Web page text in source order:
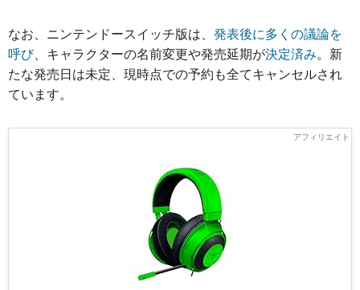
なお、ニンテンドースイッチ版は、 発表後に多くの議論を
呼び、キャラクターの名前変更や発売延期が決定済み。新
たな発売日は未定、現時点での予約も全てキャンセルされ
ています。